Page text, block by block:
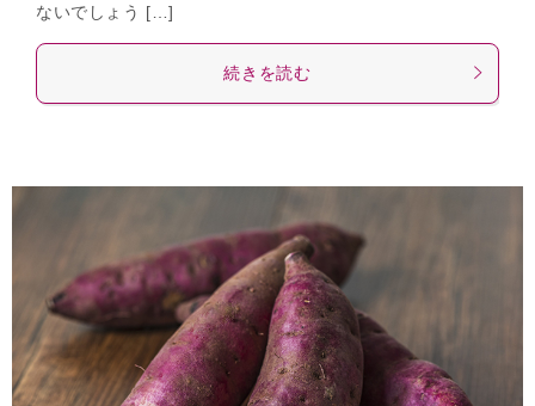
ないでしょう […]
続きを読む